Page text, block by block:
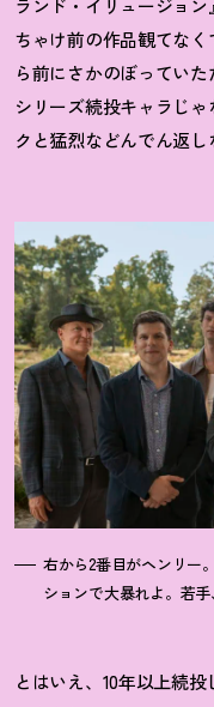
ランド・イリュージョ
ちゃけ前の作品観てな
ら前にさかのぼってい
シリーズ続投キャラじ
クと猛烈などんでん返し
右から2番目がヘンリー
ションで大暴れよ。若
とはいえ、10年以上続